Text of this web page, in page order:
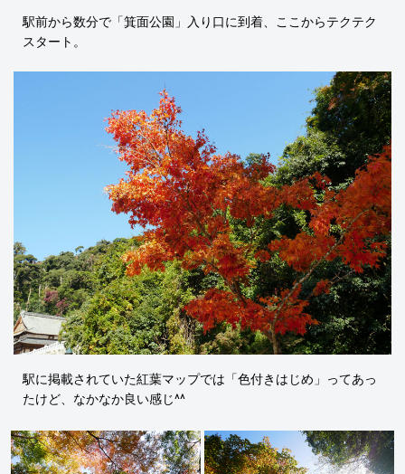
駅前から数分で「箕面公園」入り口に到着、ここからテクテク
スタート。
駅に掲載されていた紅葉マップでは「色付きはじめ」ってあっ
たけど、なかなか良い感じ^^